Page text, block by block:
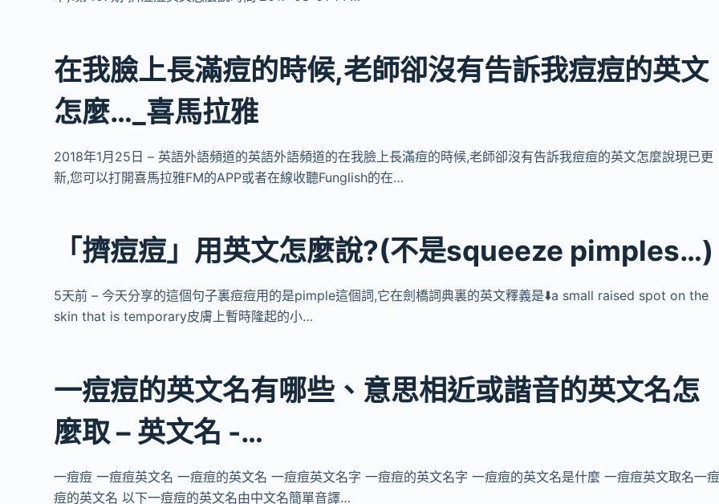
在我臉上長滿痘的時候,老師卻沒有告訴我痘痘的英文
怎麼…_喜馬拉雅
2018年1月25日 – 英語外語頻道的英語外語頻道的在我臉上長滿痘的時候,老師卻沒有告訴我痘痘的英文怎麼說現已更
新,您可以打開喜馬拉雅FM的APP或者在線收聽Funglish的在…
「擠痘痘」用英文怎麼說?(不是squeeze pimples…)
5天前 – 今天分享的這個句子裏痘痘用的是pimple這個詞,它在劍橋詞典裏的英文釋義是⬇️a small raised spot on the
skin that is temporary皮膚上暫時隆起的小…
一痘痘的英文名有哪些、意思相近或諧音的英文名怎
麼取 – 英文名 -…
一痘痘 一痘痘英文名 一痘痘的英文名 一痘痘英文名字 一痘痘的英文名字 一痘痘的英文名是什麼 一痘痘英文取名一
痘的英文名 以下一痘痘的英文名由中文名簡單音譯…